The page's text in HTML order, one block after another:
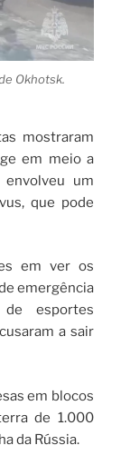
Okhotsk.
mostraram
em meio a
um
que pode
em ver os
emergência
esportes
a sair
em blocos
de 1.000
da Rússia.